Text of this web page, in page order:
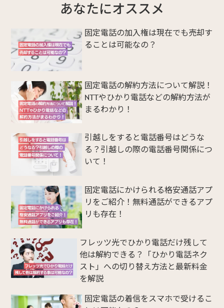
あなたにオススメ
固定電話の加入権は現在でも売却す
ることは可能なの？
固定電話の解約方法について解説！
NTTやひかり電話などの解約方法が
まるわかり！
引越しをすると電話番号はどうな
る？引越しの際の電話番号関係につ
いて！
固定電話にかけられる格安通話アプ
リをご紹介！無料通話ができるアプ
リも存在！
フレッツ光でひかり電話だけ残して
他は解約できる？「ひかり電話ネク
スト」への切り替え方法と最新料金
を解説
固定電話の着信をスマホで受けるこ